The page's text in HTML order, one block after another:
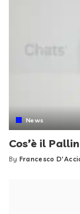
News
Cos’è il
Posted
By Francesco